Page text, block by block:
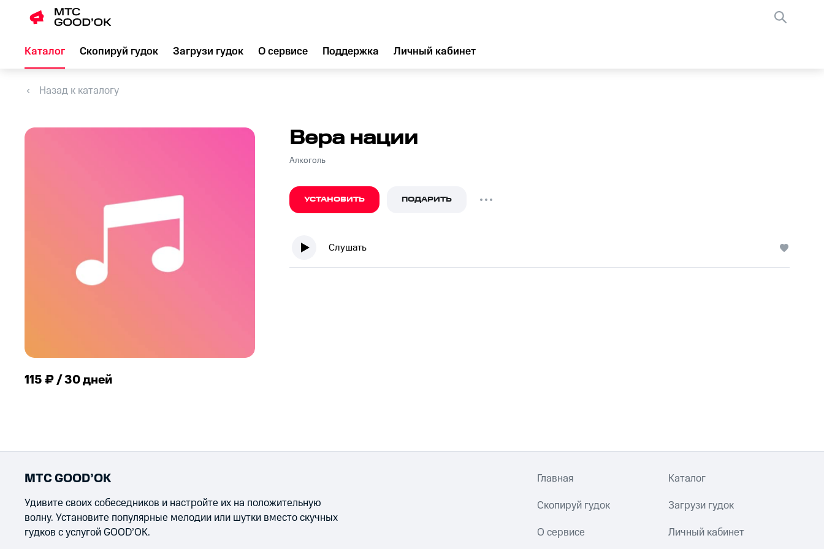
Каталог Скопируй гудок Загрузи гудок О сервисе Поддержка Личный кабинет
Назад к каталогу
115 ₽ / 30 дней
Вера нации
Алкоголь
УСТАНОВИТЬ ПОДАРИТЬ
Слушать
МТС GOOD’OK
Удивите своих собеседников и настройте их на положительную
волну. Установите популярные мелодии или шутки вместо скучных
гудков с услугой GOOD’OK.
Главная Каталог
Скопируй гудок Загрузи гудок
О сервисе Личный кабинет